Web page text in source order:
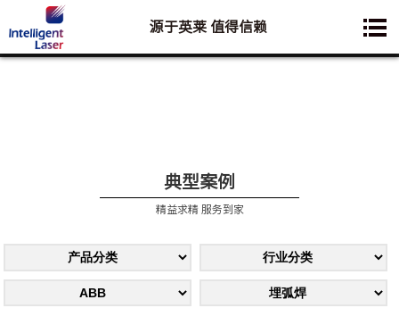
您想要了解的业务是:
源于英莱 值得信赖
典型案例
精益求精 服务到家